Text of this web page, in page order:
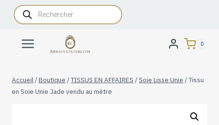
AllerRecherche
de
produits
0
Accueil /Boutique /TISSUS EN AFFAIRES /Soie Lisse Unie /Tissu
en Soie Unie Jade vendu au mètre